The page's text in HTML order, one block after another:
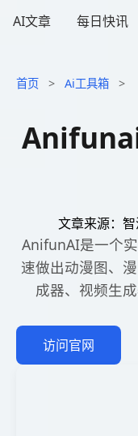
AI文章 每日快讯
首页 > Ai工具箱 >
文章来源：
AnifunAI是一个
速做出动漫图、
成器、视频生
访问官网